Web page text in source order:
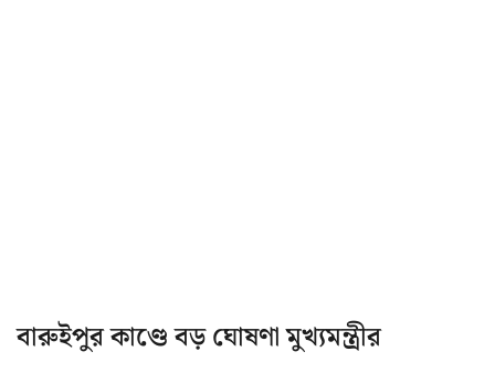
বারুইপুর কাণ্ডে বড় ঘোষণা মুখ্যমন্ত্রীর